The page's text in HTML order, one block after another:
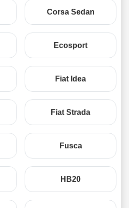
Corsa Sedan
Ecosport
Fiat Idea
Fiat Strada
Fusca
HB20